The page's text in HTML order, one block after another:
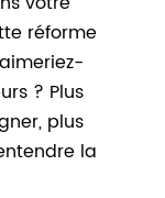
réforme
? Plus
plus
la